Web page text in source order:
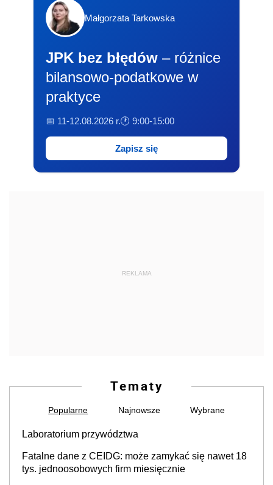
Małgorzata Tarkowska
JPK bez błędów – różnice
bilansowo-podatkowe w
praktyce
📅 11-12.08.2026 r.🕐 9:00-15:00
Zapisz się
REKLAMA
Tematy
Popularne Najnowsze Wybrane
Laboratorium przywództwa
Fatalne dane z CEIDG: może zamykać się nawet 18
tys. jednoosobowych firm miesięcznie